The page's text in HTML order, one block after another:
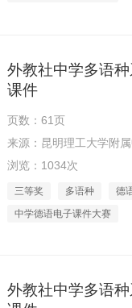
外教社中学多语
课件
页数：61页
来源：昆明理工大学附
浏览：1034次
三等奖 多语种
德
中学德语电子课件大赛
外教社中学多语